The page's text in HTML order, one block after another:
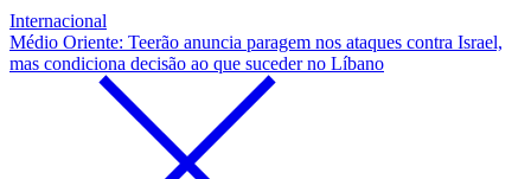
Internacional
Médio Oriente: Teerão anuncia paragem nos ataques contra Israel,
mas condiciona decisão ao que suceder no Líbano